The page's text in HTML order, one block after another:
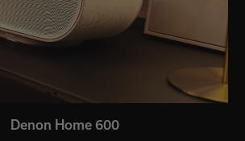
Denon Home 600